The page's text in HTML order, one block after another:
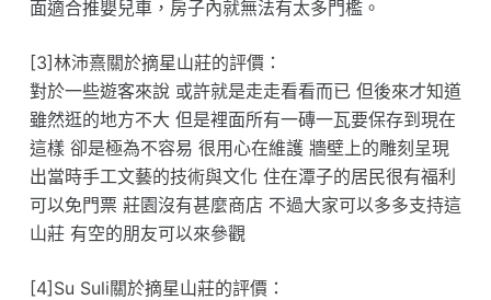
面適合推嬰兒車，房子內就無法有太多門檻。
[3]林沛熹關於摘星山莊的評價：
對於一些遊客來說 或許就是走走看看而已 但後來才知道
雖然逛的地方不大 但是裡面所有一磚一瓦要保存到現在
這樣 卻是極為不容易 很用心在維護 牆壁上的雕刻呈現
出當時手工文藝的技術與文化 住在潭子的居民很有福利
可以免門票 莊園沒有甚麼商店 不過大家可以多多支持這
山莊 有空的朋友可以來參觀
[4]Su Suli關於摘星山莊的評價：